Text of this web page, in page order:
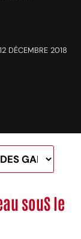
12 DÉCEMBRE 2018
souS le